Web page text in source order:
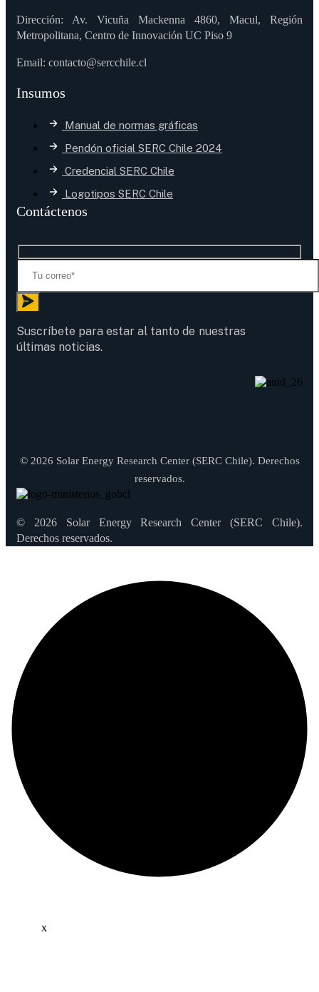
Dirección: Av. Vicuña Mackenna 4860, Macul, Región
Metropolitana, Centro de Innovación UC Piso 9
Email: contacto@sercchile.cl
Insumos
Manual de normas gráficas
Pendón oficial SERC Chile 2024
Credencial SERC Chile
Logotipos SERC Chile
Contáctenos
Suscríbete para estar al tanto de nuestras
últimas noticias.
© 2026 Solar Energy Research Center (SERC Chile). Derechos
reservados.
© 2026 Solar Energy Research Center (SERC Chile).
Derechos reservados.
x